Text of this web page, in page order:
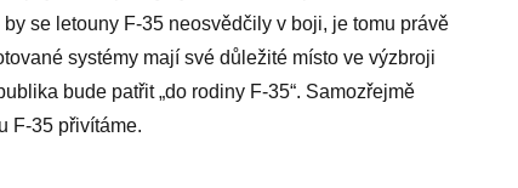
se letouny F-35 neosvědčily v boji, je tomu právě
systémy mají své důležité místo ve výzbroji
bude patřit „do rodiny F-35“. Samozřejmě
F-35 přivítáme.